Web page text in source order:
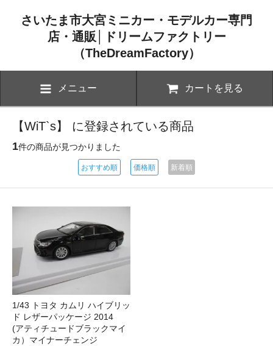
さいたま市大宮ミニカー・モデルカー専門
店・通販│ドリームファクトリー
（TheDreamFactory）
メニュー カートを見る
【WiT`s】 に登録されている商品
1件の商品が見つかりました
おすすめ順 価格順 新着順
1/43 トヨタ カムリ ハイブリッ
ド レザーパッケージ 2014
(アティチュードブラックマイ
カ）マイナーチェンジ